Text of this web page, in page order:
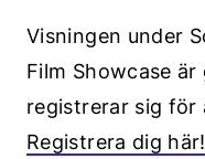
Visningen under
Film Showcase
registrerar sig för
Registrera dig här!